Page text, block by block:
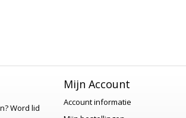
Word lid
Mijn Account
Account informatie